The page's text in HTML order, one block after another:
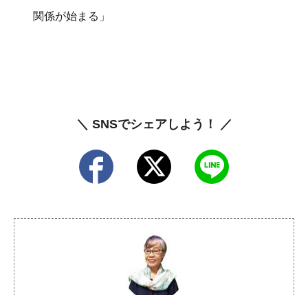
関係が始まる」
＼ SNSでシェアしよう！ ／